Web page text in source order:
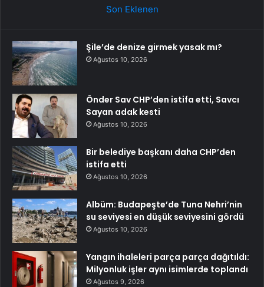
Son Eklenen
Şile’de denize girmek yasak mı?
Ağustos 10, 2026
Önder Sav CHP’den istifa etti, Savcı
Sayan adak kesti
Ağustos 10, 2026
Bir belediye başkanı daha CHP’den
istifa etti
Ağustos 10, 2026
Albüm: Budapeşte’de Tuna Nehri’nin
su seviyesi en düşük seviyesini gördü
Ağustos 10, 2026
Yangın ihaleleri parça parça dağıtıldı:
Milyonluk işler aynı isimlerde toplandı
Ağustos 9, 2026